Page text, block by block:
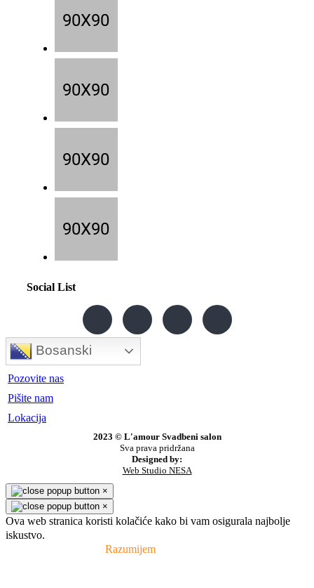
Social List
Bosanski
Pozovite nas
Pišite nam
Lokacija
2023 © L'amour Svadbeni salon
Sva prava pridržana
Designed by:
Web Studio NESA
×
×
Ova web stranica koristi kolačiće kako bi vam osigurala najbolje
iskustvo.
Razumijem